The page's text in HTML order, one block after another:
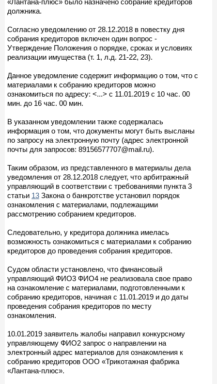
должника.
Согласно уведомлению от 28.12.2018 в повестку дня
собрания кредиторов включен один вопрос -
Утверждение Положения о порядке, сроках и условиях
реализации имущества (т. 1, л.д. 21-22, 23).
Данное уведомление содержит информацию о том, что с
материалами к собранию кредиторов можно
ознакомиться по адресу: <...> с 11.01.2019 с 10 час. 00
мин. до 16 час. 00 мин.
В указанном уведомлении также содержалась
информация о том, что документы могут быть высланы
по запросу на электронную почту (адрес электронной
почты для запросов: 89156577707@mail.ru).
Таким образом, из представленного в материалы дела
уведомления от 28.12.2018 следует, что арбитражный
управляющий в соответствии с требованиями пункта 3
статьи 13 Закона о банкротстве установил порядок
ознакомления с материалами, подлежащими
рассмотрению собранием кредиторов.
Следовательно, у кредитора должника имелась
возможность ознакомиться с материалами к собранию
кредиторов до проведения собрания кредиторов.
Судом области установлено, что финансовый
управляющий ФИО3 ФИО4 не реализовала свое право
на ознакомление с материалами, подготовленными к
собранию кредиторов, начиная с 11.01.2019 и до даты
проведения собрания кредиторов по месту
ознакомления.
10.01.2019 заявитель жалобы направил конкурсному
управляющему ФИО2 запрос о направлении на
электронный адрес материалов для ознакомления к
собранию кредиторов ООО «Трикотажная фабрика
«Лантана-плюс».